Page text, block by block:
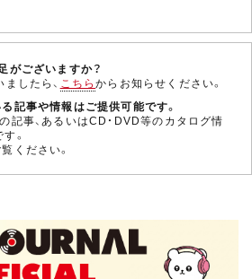
がございますか？
したら、 こちらからお知らせください。
記事や情報はご提供可能です。
記事、あるいはCD・DVD等のカタログ情
。
ください。